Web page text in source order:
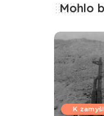
Mohlo
K